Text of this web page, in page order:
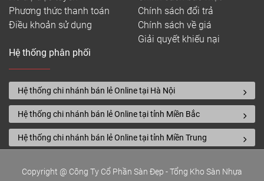
Sàn nhựa Galaxy lắp kiểu xương cá
Sàn nhựa cao cấp rất bền, có thể chịu được mật độ
giao thông cao và nhiều tác động ngoại lực. Đó là
một trong những lý do nó có thể lắp đặt trong mọi
khu vực công cộng, nhà riêng, nhà bếp, phòng tắm,
đang tìm kiếm một lựa chọn lâu dài, đừng tìm đâu
Phương thức thanh toán
Điều khoản sử dụng
Chính sách đổi trả
Chính sách về giá
Giải quyết khiếu nại
Hệ thống phân phối
Hệ thống chi nhánh bán lẻ Online tại Hà Nội
Hệ thống chi nhánh bán lẻ Online tại tỉnh Miền Bắc
Hệ thống chi nhánh bán lẻ Online tại tỉnh Miền Trung
Copyright @ Công Ty Cổ Phần Sàn Đẹp - Tổng Kho Sàn Nhựa